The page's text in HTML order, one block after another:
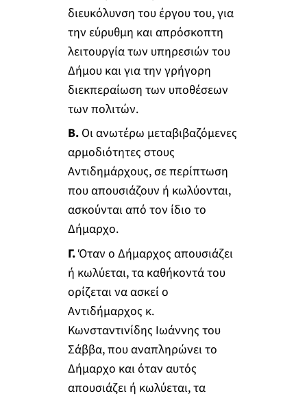
διευκόλυνση του έργου του, για
την εύρυθμη και απρόσκοπτη
λειτουργία των υπηρεσιών του
Δήμου και για την γρήγορη
διεκπεραίωση των υποθέσεων
των πολιτών.
Β. Οι ανωτέρω μεταβιβαζόμενες
αρμοδιότητες στους
Αντιδημάρχους, σε περίπτωση
που απουσιάζουν ή κωλύονται,
ασκούνται από τον ίδιο το
Δήμαρχο.
Γ.Όταν ο Δήμαρχος απουσιάζει
ή κωλύεται, τα καθήκοντά του
ορίζεται να ασκεί ο
Αντιδήμαρχος κ.
Κωνσταντινίδης Ιωάννης του
Σάββα, που αναπληρώνει το
Δήμαρχο και όταν αυτός
απουσιάζει ή κωλύεται, τα